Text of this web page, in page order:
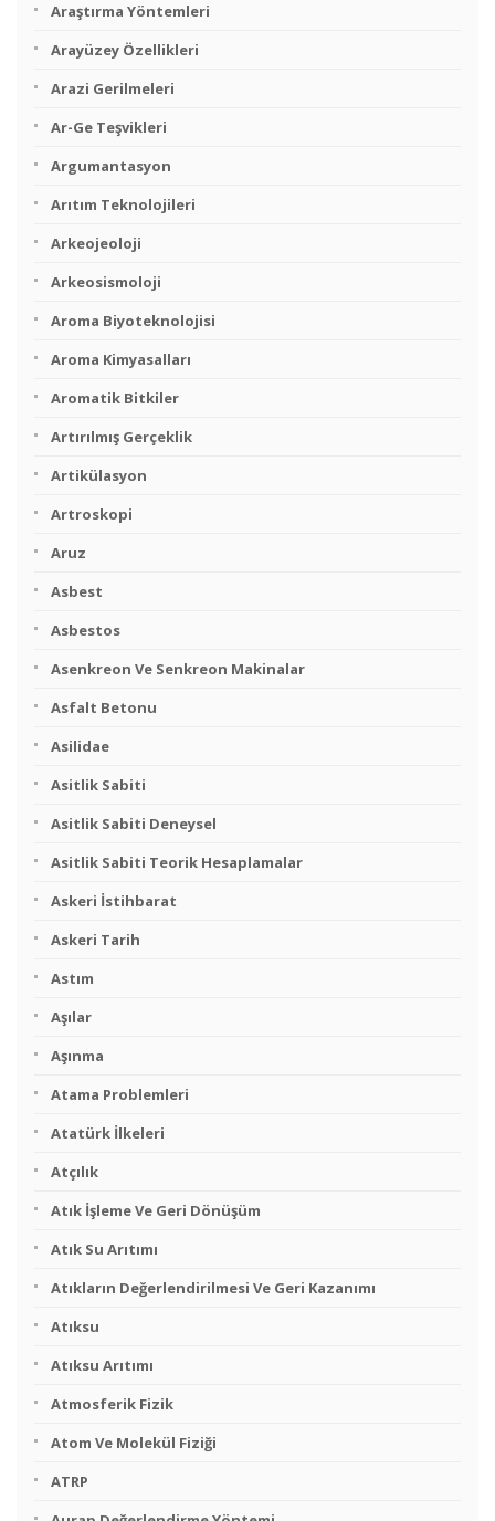
Araştırma Yöntemleri
Arayüzey Özellikleri
Arazi Gerilmeleri
Ar-Ge Teşvikleri
Argumantasyon
Arıtım Teknolojileri
Arkeojeoloji
Arkeosismoloji
Aroma Biyoteknolojisi
Aroma Kimyasalları
Aromatik Bitkiler
Artırılmış Gerçeklik
Artikülasyon
Artroskopi
Aruz
Asbest
Asbestos
Asenkreon Ve Senkreon Makinalar
Asfalt Betonu
Asilidae
Asitlik Sabiti
Asitlik Sabiti Deneysel
Asitlik Sabiti Teorik Hesaplamalar
Askeri İstihbarat
Askeri Tarih
Astım
Aşılar
Aşınma
Atama Problemleri
Atatürk İlkeleri
Atçılık
Atık İşleme Ve Geri Dönüşüm
Atık Su Arıtımı
Atıkların Değerlendirilmesi Ve Geri Kazanımı
Atıksu
Atıksu Arıtımı
Atmosferik Fizik
Atom Ve Molekül Fiziği
ATRP